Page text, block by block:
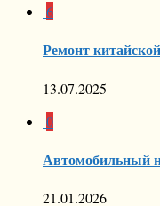
6
Ремонт
13.07.2025
0
Автомобильный
21.01.2026